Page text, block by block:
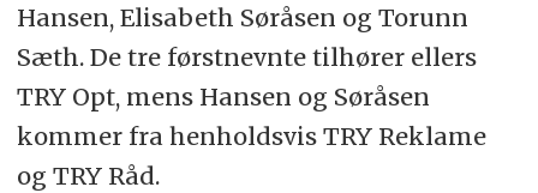
Hansen, Elisabeth Søråsen og Torunn
Sæth. De tre førstnevnte tilhører ellers
TRY Opt, mens Hansen og Søråsen
kommer fra henholdsvis TRY Reklame
og TRY Råd.